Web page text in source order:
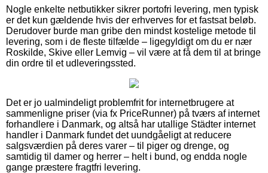
Nogle enkelte netbutikker sikrer portofri levering, men typisk
er det kun gældende hvis der erhverves for et fastsat beløb.
Derudover burde man gribe den mindst kostelige metode til
levering, som i de fleste tilfælde – ligegyldigt om du er nær
Roskilde, Skive eller Lemvig – vil være at få dem til at bringe
din ordre til et udleveringssted.
Det er jo ualmindeligt problemfrit for internetbrugere at
sammenligne priser (via fx PriceRunner) på tværs af internet
forhandlere i Danmark, og altså har utallige Städter internet
handler i Danmark fundet det uundgåeligt at reducere
salgsværdien på deres varer – til piger og drenge, og
samtidig til damer og herrer – helt i bund, og endda nogle
gange præstere fragtfri levering.